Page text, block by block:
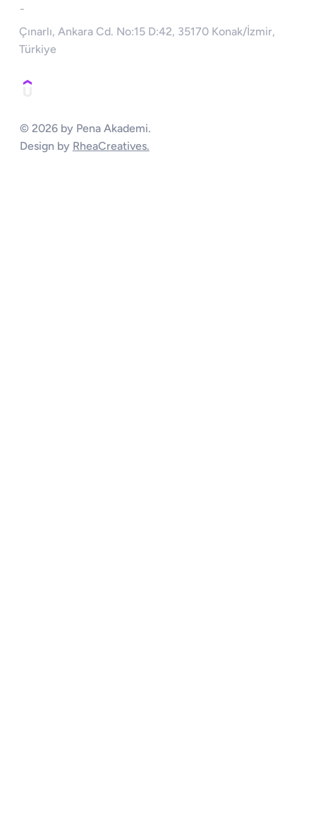
© 2026 by Pena Akademi.
Design by RheaCreatives.
-
Çınarlı, Ankara Cd. No:15 D:42, 35170 Konak/İzmir,
Türkiye